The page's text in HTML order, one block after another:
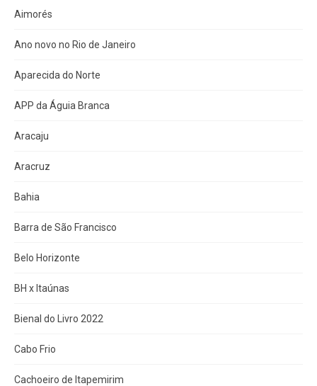
Aimorés
Ano novo no Rio de Janeiro
Aparecida do Norte
APP da Águia Branca
Aracaju
Aracruz
Bahia
Barra de São Francisco
Belo Horizonte
BH x Itaúnas
Bienal do Livro 2022
Cabo Frio
Cachoeiro de Itapemirim